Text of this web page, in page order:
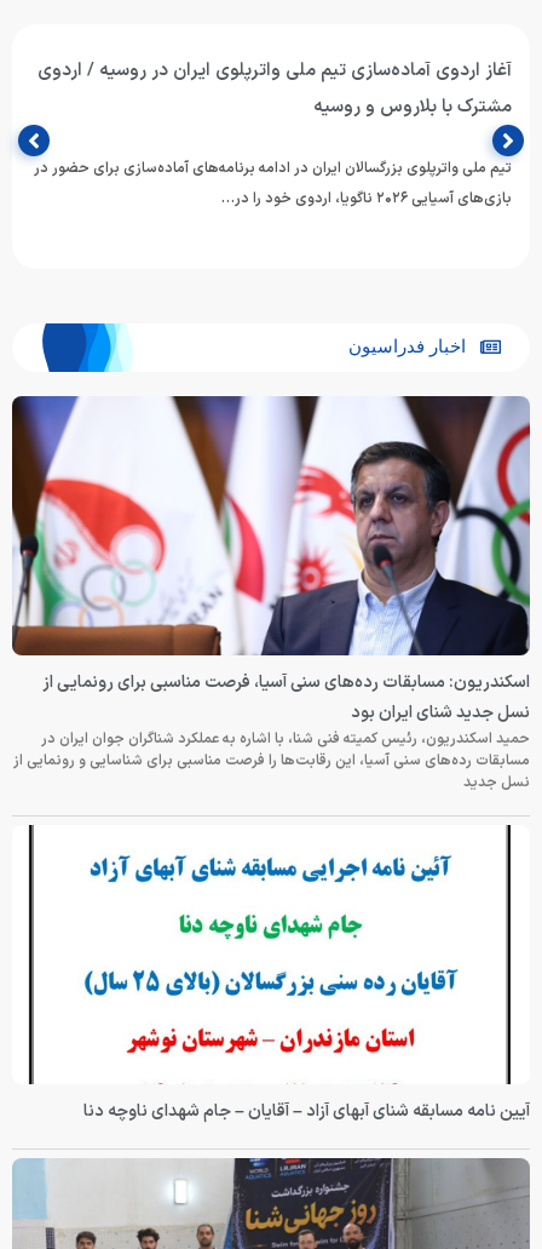
تیم ملی واترپلوی جوانان ایران با برتری برابر ازبکستان پنجم آسیا
شد
تیم ملی واترپلوی جوانان ایران در آخرین دیدار خود از دوازدهمین دوره
مسابقات قهرمانی رده‌های سنی ورزش‌های آبی آسیا، با…
اخبار فدراسیون
اسکندریون: مسابقات رده‌های سنی آسیا، فرصت مناسبی برای رونمایی از
نسل جدید شنای ایران بود
حمید اسکندریون، رئیس کمیته فنی شنا، با اشاره به عملکرد شناگران جوان ایران در
مسابقات رده‌های سنی آسیا، این رقابت‌ها را فرصت مناسبی برای شناسایی و رونمایی از
نسل جدید
آیین نامه مسابقه شنای آبهای آزاد – آقایان – جام شهدای ناوچه دنا